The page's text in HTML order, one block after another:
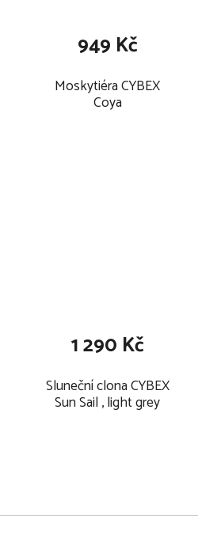
Moskytiéra CYBEX
Coya
949 Kč
Sluneční clona CYBEX
Sun Sail , light grey
1 290 Kč